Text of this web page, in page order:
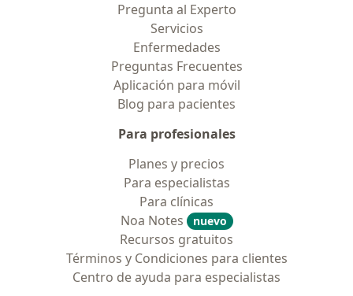
Pregunta al Experto
Servicios
Enfermedades
Preguntas Frecuentes
Aplicación para móvil
Blog para pacientes
Para profesionales
Planes y precios
Para especialistas
Para clínicas
Noa Notes
nuevo
Recursos gratuitos
Términos y Condiciones para clientes
Centro de ayuda para especialistas